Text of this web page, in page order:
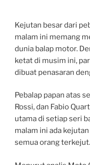
Kejutan besar dari
malam ini memang
dunia balap motor.
ketat di musim ini,
dibuat penasaran
Pebalap papan atas
Rossi, dan Fabio
utama di setiap seri
malam ini ada
semua orang terkejut.